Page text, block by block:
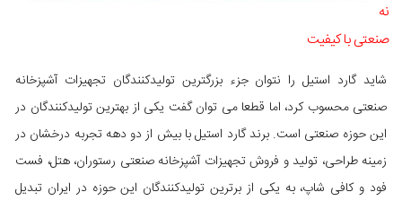
نه
صنعتی با کیفیت
شاید گارد استیل را نتوان جزء بزرگترین تولیدکنندگان تجهیزات آشپزخانه
صنعتی محسوب کرد، اما قطعا می توان گفت یکی از بهترین تولیدکنندگان در
این حوزه صنعتی است. برند گارد استیل با بیش از دو دهه تجربه درخشان در
زمینه طراحی، تولید و فروش تجهیزات آشپزخانه صنعتی رستوران، هتل، فست
فود و کافی شاپ، به یکی از برترین تولیدکنندگان این حوزه در ایران تبدیل